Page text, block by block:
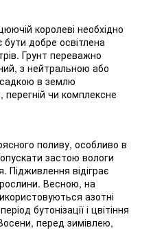
королеві необхідно
добре освітлена
Грунт переважно
з нейтральною або
в землю
чи комплексне
поливу, особливо в
застою вологи
Підживлення відіграє
Весною, на
азотні
бутонізації і цвітіння
перед зимівлею,